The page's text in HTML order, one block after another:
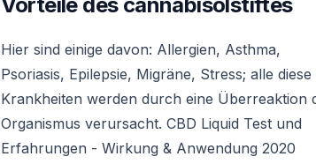
Hier sind einige davon: Allergien, Asthma,
Psoriasis, Epilepsie, Migräne, Stress; alle diese
Krankheiten werden durch eine Überreaktion
Organismus verursacht. CBD Liquid Test und
Erfahrungen - Wirkung & Anwendung 2020